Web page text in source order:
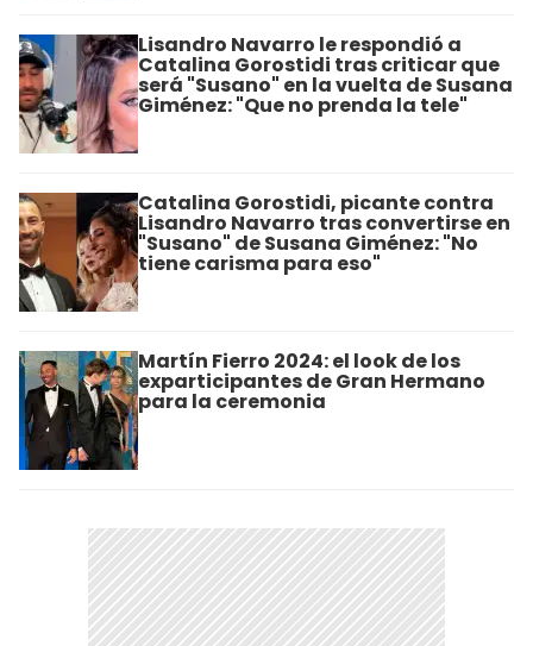
Lisandro Navarro le respondió a
Catalina Gorostidi tras criticar que
será "Susano" en la vuelta de Susana
Giménez: "Que no prenda la tele"
Catalina Gorostidi, picante contra
Lisandro Navarro tras convertirse en
"Susano" de Susana Giménez: "No
tiene carisma para eso"
Martín Fierro 2024: el look de los
exparticipantes de Gran Hermano
para la ceremonia